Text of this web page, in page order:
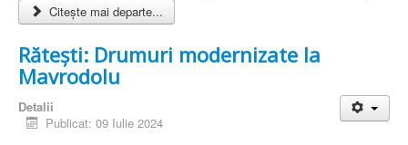
Citește mai departe...
Rătești: Drumuri modernizate la
Mavrodolu
Detalii
Publicat: 09 Iulie 2024